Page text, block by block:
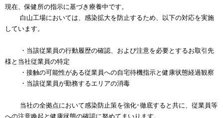
現在、保健所の指示に基づき療養中です。
白山工場においては、感染拡大を防止するため、以下の対応を実施
しています。
・当該従業員の行動履歴の確認、および注意を必要とするお取引先
様と当社従業員の特定
・接触の可能性がある従業員への自宅待機指示と健康状態経過観察
・当該従業員が勤務するエリアの消毒
当社の全拠点において感染防止策を強化･徹底すると共に、従業員等
への注意喚起と健康状態の確認に努めてまいります。